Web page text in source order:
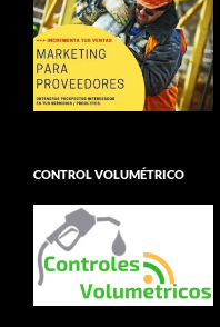
CONTROL VOLUMÉTRICO